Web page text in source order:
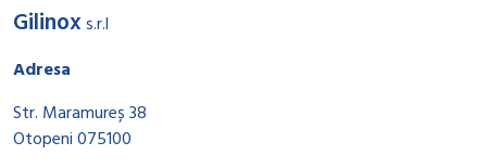
Gilinoxs.r.l
Adresa
Str. Maramureș 38
Otopeni 075100